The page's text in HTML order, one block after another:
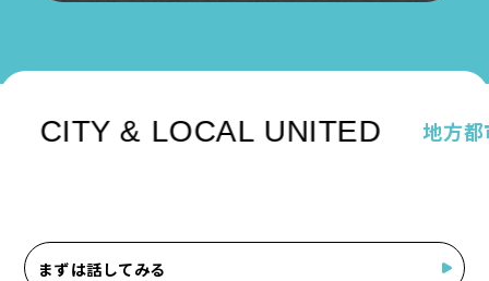
地方
CITY & LOCAL UNITED
まずは話してみる